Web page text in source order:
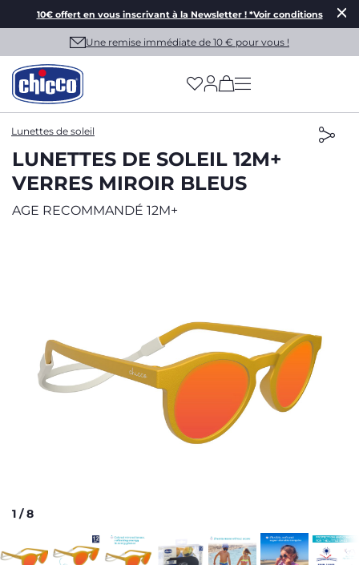
10€ offert en vous inscrivant à la Newsletter ! *Voir conditions
Une remise immédiate de 10 € pour vous !
(has more options
Lunettes de soleil
LUNETTES DE SOLEIL 12M+
VERRES MIROIR BLEUS
AGE RECOMMANDÉ 12M+
1 /8